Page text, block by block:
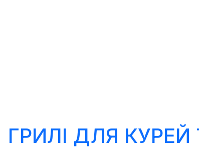
ГРИЛІ ДЛЯ КУРЕЙ